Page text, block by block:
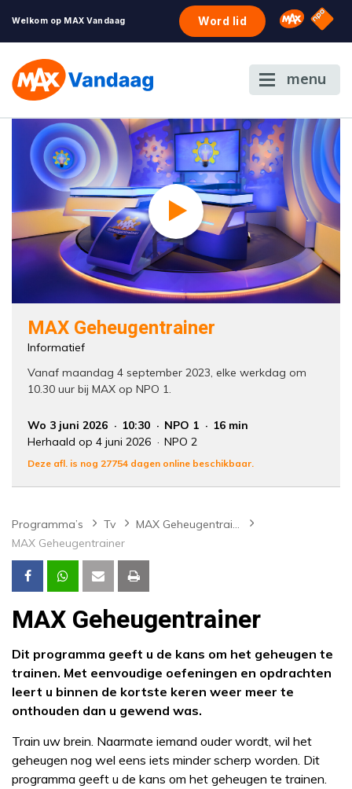
Welkom op MAX Vandaag Word lid Omroep
NPO
menu
MAX Geheugentrainer
Informatief
Vanaf maandag 4 september 2023, elke werkdag om
10.30 uur bij MAX op NPO 1.
Wo 3 juni 2026 10:30 NPO 1
16 min
Herhaald op 4 juni 2026
NPO 2
Deze afl. is nog 27754 dagen online beschikbaar.
Programma’s Tv
MAX Geheugentrainer
MAX Geheugentrainer
MAX Geheugentrainer
Dit programma geeft u de kans om het geheugen te
trainen. Met eenvoudige oefeningen en opdrachten
leert u binnen de kortste keren weer meer te
onthouden dan u gewend was.
Train uw brein. Naarmate iemand ouder wordt, wil het
geheugen nog wel eens iets minder scherp worden. Dit
programma geeft u de kans om het geheugen te trainen.